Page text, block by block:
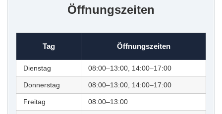
Öffnungszeiten
Tag Öffnungszeiten
Dienstag 08:00–13:00, 14:00–17:00
Donnerstag 08:00–13:00, 14:00–17:00
Freitag 08:00–13:00